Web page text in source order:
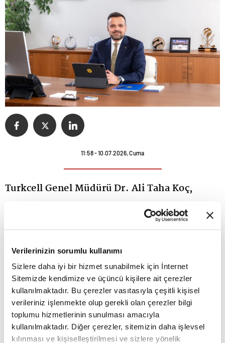
Verilerinizin sorumlu kullanımı
Sizlere daha iyi bir hizmet sunabilmek için İnternet
Sitemizde kendimize ve üçüncü kişilere ait çerezler
kullanılmaktadır. Bu çerezler vasıtasıyla çeşitli kişisel
verileriniz işlenmekte olup gerekli olan çerezler bilgi
toplumu hizmetlerinin sunulması amacıyla
kullanılmaktadır. Diğer çerezler, sitemizin daha işlevsel
kılınması ve kişiselleştirilmesi ve sizlere yönelik
11:58 - 10.07.2026, Cuma
Turkcell Genel Müdürü Dr. Ali Taha Koç,
dünya genelinde 1000'den fazla operatör ve
şirketi bir araya getiren Dünya GSM
Başkanlığı'na getirildi. Aynı zamanda
Birliğin Yönetim Kurulu Üyesi de olan Koç, 5
Ekim'de Hindistan'ın Yeni Delhi kentinde
gerçekleştirilecek Teknoloji Grubu
toplantılarına da başkanlık edecek. Stratejik